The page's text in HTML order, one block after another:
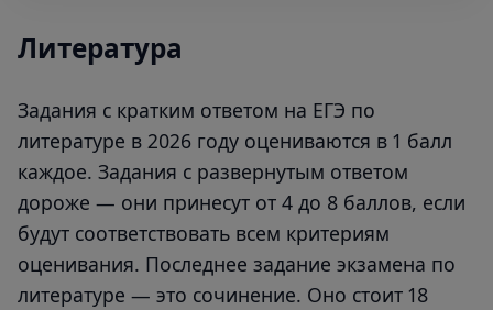
Литература
Задания с кратким ответом на ЕГЭ по
литературе в 2026 году оцениваются в 1 балл
каждое. Задания с развернутым ответом
дороже — они принесут от 4 до 8 баллов, если
будут соответствовать всем критериям
оценивания. Последнее задание экзамена по
литературе — это сочинение. Оно стоит 18